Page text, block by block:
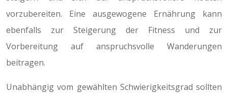
vorzubereiten. Eine ausgewogene Ernährung kann
ebenfalls zur Steigerung der Fitness und zur
Vorbereitung auf anspruchsvolle Wanderungen
beitragen.
Unabhängig vom gewählten Schwierigkeitsgrad sollten